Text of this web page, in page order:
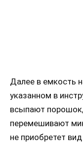
Далее в емкость
указанном в
всыпают
перемешивают
не приобретет